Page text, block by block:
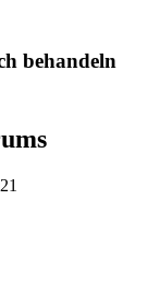
behandeln